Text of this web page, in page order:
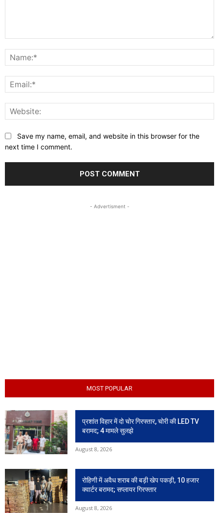
Save my name, email, and website in this browser for the
next time I comment.
- Advertisment -
MOST POPULAR
प्रशांत विहार में दो चोर गिरफ्तार, चोरी की LED TV
बरामद; 4 मामले सुलझे
August 8, 2026
रोहिणी में अवैध शराब की बड़ी खेप पकड़ी, 10 हजार
क्वार्टर बरामद; सप्लायर गिरफ्तार
August 8, 2026